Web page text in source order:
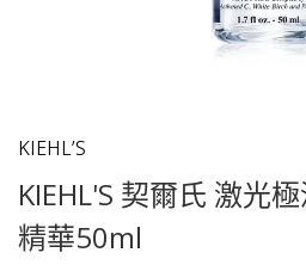
KIEHL’S
KIEHL'S 契爾氏 激光
精華50ml